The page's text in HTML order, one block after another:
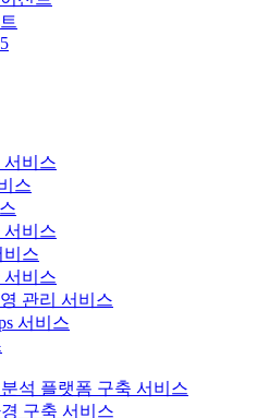
서비스
스
서비스
비스
서비스
관리 서비스
서비스
석 플랫폼 구축 서비스
구축 서비스